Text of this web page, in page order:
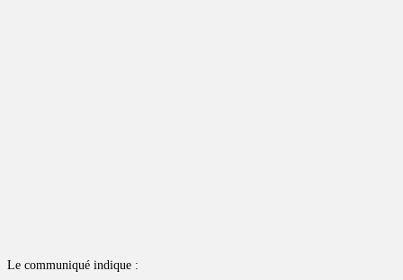
Le communiqué indique :